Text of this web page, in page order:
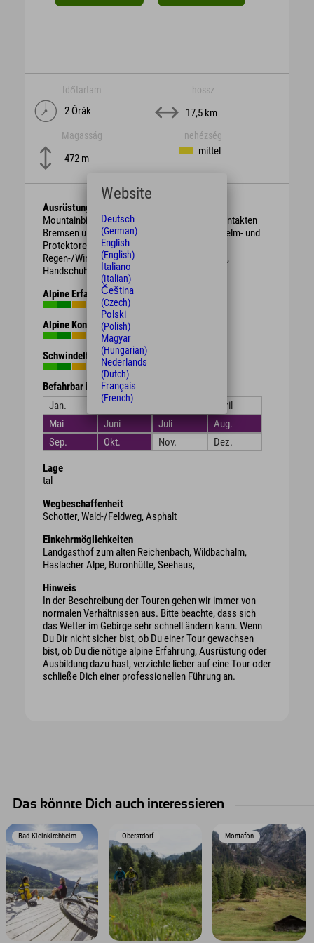
Időtartam
2 Órák
hossz
17,5 km
Magasság
472 m
nehézség
mittel
Ausrüstung
Mountainbike mit berggängiger Übersetzung, intakten
Bremsen und genügend Bremsbelag. Schutzhelm- und
Protektoren.
Regen-/Wind-/Sonnen-/Wetterschutzkleidung,
Handschuhe, Getränk, Proviant.
Alpine Erfahrung
Alpine Kondition
Schwindelfreiheit
Befahrbar in den Monaten
Jan.
Feb.
April
Mai
Juni Juli
Aug.
Sep.
Okt. Nov. Dez.
Lage
tal
Wegbeschaffenheit
Schotter, Wald-/Feldweg, Asphalt
Einkehrmöglichkeiten
Landgasthof zum alten Reichenbach, Wildbachalm,
Haslacher Alpe, Buronhütte, Seehaus,
Hinweis
In der Beschreibung der Touren gehen wir immer von
normalen Verhältnissen aus. Bitte beachte, dass sich
das Wetter im Gebirge sehr schnell ändern kann. Wenn
Du Dir nicht sicher bist, ob Du einer Tour gewachsen
bist, ob Du die nötige alpine Erfahrung, Ausrüstung oder
Ausbildung dazu hast, verzichte lieber auf eine Tour oder
schließe Dich einer professionellen Führung an.
Das könnte Dich auch interessieren
Bad Kleinkirchheim Oberstdorf Montafon
Website
Deutsch
(German)
English
(English)
Italiano
(Italian)
Čeština
(Czech)
Polski
(Polish)
Magyar
(Hungarian)
Nederlands
(Dutch)
Français
(French)